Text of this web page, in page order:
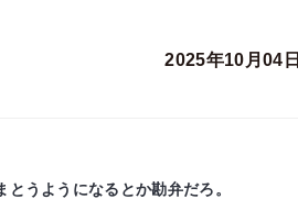
2025年10月04日
うようになるとか勘弁だろ。